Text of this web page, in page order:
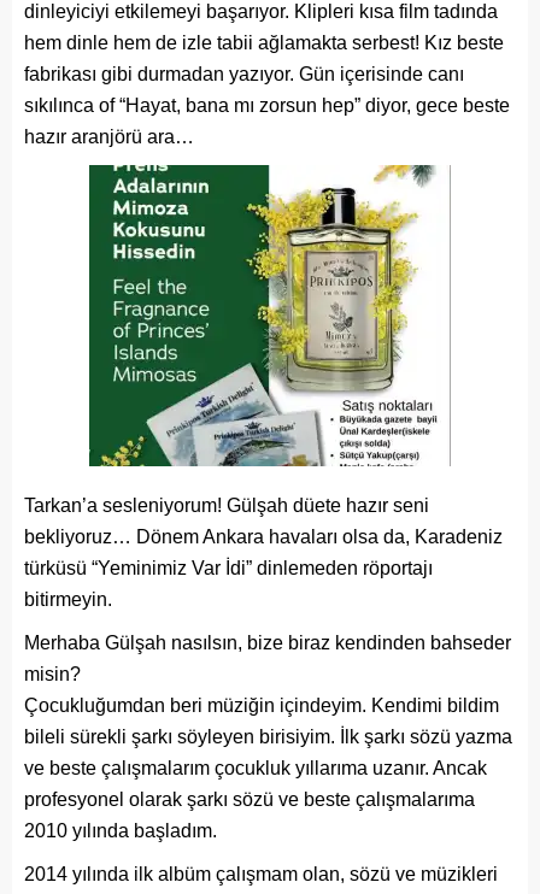
dinleyiciyi etkilemeyi başarıyor. Klipleri kısa film tadında
hem dinle hem de izle tabii ağlamakta serbest! Kız beste
fabrikası gibi durmadan yazıyor. Gün içerisinde canı
sıkılınca of “Hayat, bana mı zorsun hep” diyor, gece beste
hazır aranjörü ara…
Tarkan’a sesleniyorum! Gülşah düete hazır seni
bekliyoruz… Dönem Ankara havaları olsa da, Karadeniz
türküsü “Yeminimiz Var İdi” dinlemeden röportajı
bitirmeyin.
Merhaba Gülşah nasılsın, bize biraz kendinden bahseder
misin?
Çocukluğumdan beri müziğin içindeyim. Kendimi bildim
bileli sürekli şarkı söyleyen birisiyim. İlk şarkı sözü yazma
ve beste çalışmalarım çocukluk yıllarıma uzanır. Ancak
profesyonel olarak şarkı sözü ve beste çalışmalarıma
2010 yılında başladım.
2014 yılında ilk albüm çalışmam olan, sözü ve müzikleri